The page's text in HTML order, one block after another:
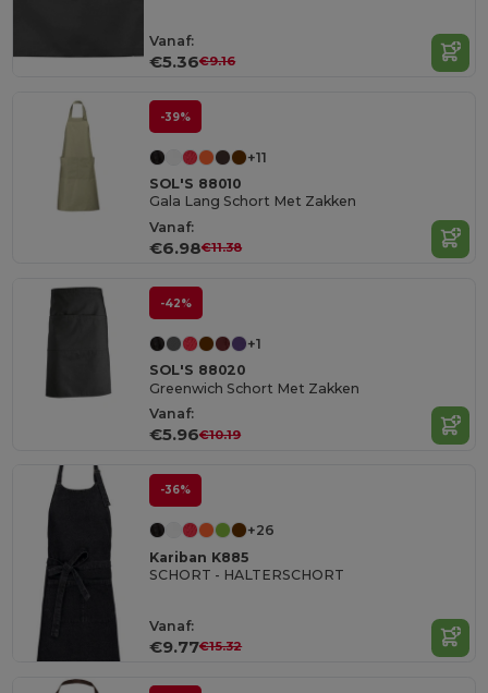
Vanaf:
€5.36€9.16
-39%
+11
SOL'S 88010
Gala Lang Schort Met Zakken
Vanaf:
€6.98€11.38
-42%
+1
SOL'S 88020
Greenwich Schort Met Zakken
Vanaf:
€5.96€10.19
-36%
+26
Kariban K885
SCHORT - HALTERSCHORT
Vanaf:
€9.77€15.32